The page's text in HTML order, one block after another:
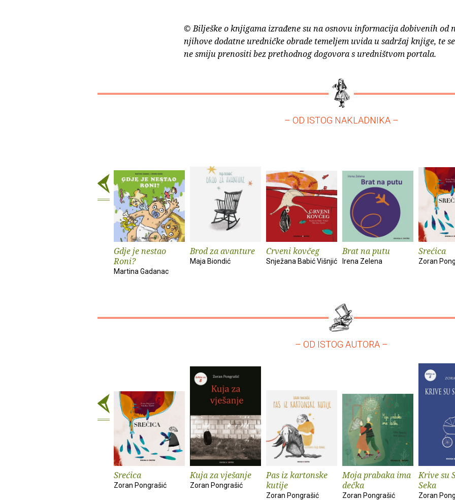
© Bilješke o knjigama izrađene su na osnovu informacija dobivenih od
njihove dodatne uredničke obrade temeljem uvida u sadržaj knjige, te
ne smiju prenositi bez prethodnog dogovora s uredništvom portala.
– OD ISTOG NAKLADNIKA –
Gdje je nestao
Roni?
Martina Gadanac
Brod za avanture
Maja Biondić
Crveni kovčeg
Snježana Babić Višnjić
Brat na putu
Irena Zelena
Srećica
Zoran
– OD ISTOG AUTORA –
Srećica
Zoran Pongrašić
Kuja za vješanje
Zoran Pongrašić
Pas iz kartonske
kutije
Zoran Pongrašić
Moja prabaka ima
dečka
Zoran Pongrašić
Krive su
Seka
Zoran